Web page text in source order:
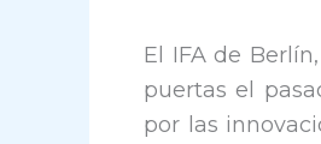
El IFA de
puertas el
por las